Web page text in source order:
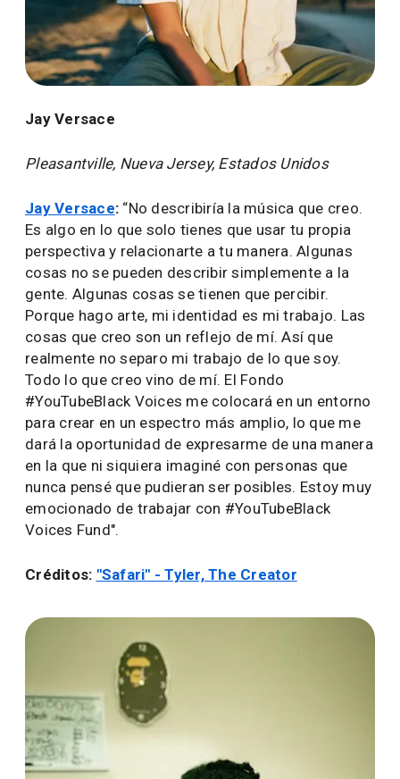
Jay Versace
Pleasantville, Nueva Jersey, Estados Unidos
Jay Versace: “No describiría la música que creo.
Es algo en lo que solo tienes que usar tu propia
perspectiva y relacionarte a tu manera. Algunas
cosas no se pueden describir simplemente a la
gente. Algunas cosas se tienen que percibir.
Porque hago arte, mi identidad es mi trabajo. Las
cosas que creo son un reflejo de mí. Así que
realmente no separo mi trabajo de lo que soy.
Todo lo que creo vino de mí. El Fondo
#YouTubeBlack Voices me colocará en un entorno
para crear en un espectro más amplio, lo que me
dará la oportunidad de expresarme de una manera
en la que ni siquiera imaginé con personas que
nunca pensé que pudieran ser posibles. Estoy muy
emocionado de trabajar con #YouTubeBlack
Voices Fund".
Créditos: "Safari" - Tyler, The Creator